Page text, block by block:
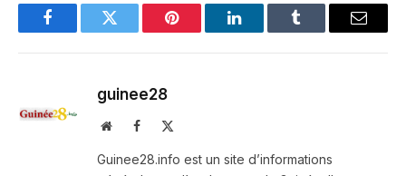
FacebookTwitter Pinterest LinkedInTumblr Email
guinee28
WebsiteFacebook
Guinee28.info est un site d’informations